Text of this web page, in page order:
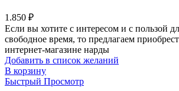
1.850 ₽
Если вы хотите с интересом и с пользой
свободное время, то предлагаем
интернет-магазине нарды
Добавить в список желаний
В корзину
Быстрый Просмотр